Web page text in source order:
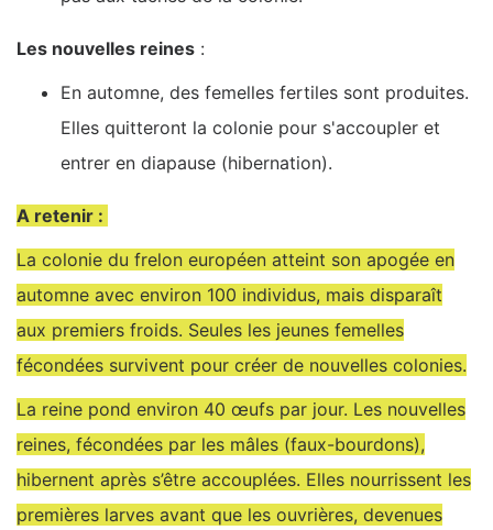
Les nouvelles reines :
En automne, des femelles fertiles sont produites.
Elles quitteront la colonie pour s'accoupler et
entrer en diapause (hibernation).
A retenir :
La colonie du frelon européen atteint son apogée en
automne avec environ 100 individus, mais disparaît
aux premiers froids. Seules les jeunes femelles
fécondées survivent pour créer de nouvelles colonies.
La reine pond environ 40 œufs par jour. Les nouvelles
reines, fécondées par les mâles (faux-bourdons),
hibernent après s’être accouplées. Elles nourrissent les
premières larves avant que les ouvrières, devenues